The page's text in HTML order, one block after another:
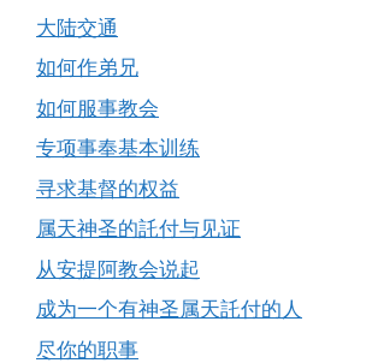
大陆交通
如何作弟兄
如何服事教会
专项事奉基本训练
寻求基督的权益
属天神圣的託付与见证
从安提阿教会说起
成为一个有神圣属天託付的人
尽你的职事